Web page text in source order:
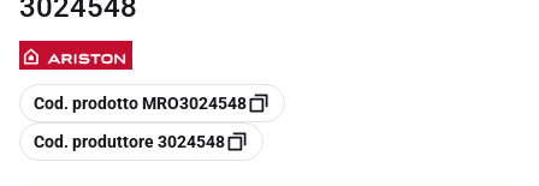
3024548
copia
Cod. prodotto MRO3024548
copia
Cod. produttore 3024548